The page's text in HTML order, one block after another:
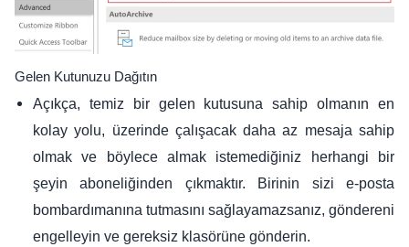
Gelen Kutunuzu Dağıtın
Açıkça, temiz bir gelen kutusuna sahip olmanın en
kolay yolu, üzerinde çalışacak daha az mesaja sahip
olmak ve böylece almak istemediğiniz herhangi bir
şeyin aboneliğinden çıkmaktır. Birinin sizi e-posta
bombardımanına tutmasını sağlayamazsanız, göndereni
engelleyin ve gereksiz klasörüne gönderin.